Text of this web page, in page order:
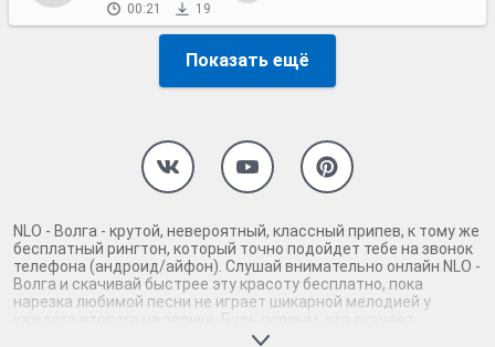
00:21 19
Показать ещё
NLO - Волга - крутой, невероятный, классный припев, к тому же
бесплатный рингтон, который точно подойдет тебе на звонок
телефона (андроид/айфон). Слушай внимательно онлайн NLO -
Волга и скачивай быстрее эту красоту бесплатно, пока
нарезка любимой песни не играет шикарной мелодией у
каждого второго на звонке. Будь первым, кто скачает
бесплатно сей шедевр музыки и оценит по достоинству